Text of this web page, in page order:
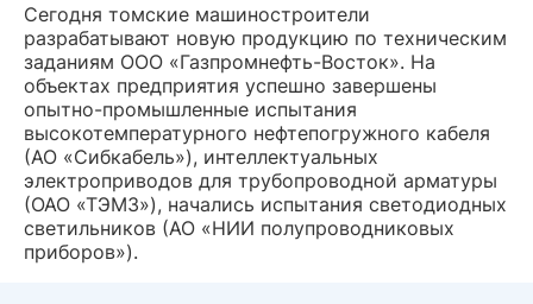
Сегодня томские машиностроители
разрабатывают новую продукцию по техническим
заданиям ООО «Газпромнефть-Восток». На
объектах предприятия успешно завершены
опытно-промышленные испытания
высокотемпературного нефтепогружного кабеля
(АО «Сибкабель»), интеллектуальных
электроприводов для трубопроводной арматуры
(ОАО «ТЭМЗ»), начались испытания светодиодных
светильников (АО «НИИ полупроводниковых
приборов»).